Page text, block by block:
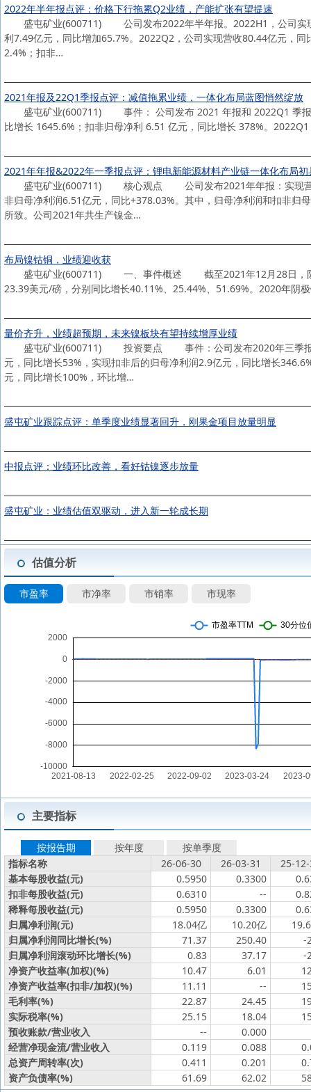
2022年半年报点评：价格下行拖累Q2业绩，产能扩张有望提速
盛屯矿业(600711) 公司发布2022年半年报。2022H1，公司实现
利7.49亿元，同比增加65.7%。2022Q2，公司实现营收80.44亿元，
2.4%；扣非…
2021年报及22Q1季报点评：减值拖累业绩，一体化布局蓝图悄然绽放
盛屯矿业(600711) 事件： 公司发布 2021 年报和 2022Q1 季报
比增长 1645.6%；扣非归母净利 6.51 亿元，同比增长 378%。
2021年年报&2022年一季报点评：锂电新能源材料产业链一体化布局初
盛屯矿业(600711) 核心观点 公司发布2021年年报：实现营收
非归母净利润6.51亿元，同比+378.03%。其中，归母净利润和扣非归
所致。公司2021年共生产镍金…
布局镍钴铜，业绩迎收获
盛屯矿业(600711) 一、事件概述 截至2021年12月28日，阴极
23.39美元/磅，分别同比增长40.11%、25.44%、51.69%。2020年
量价齐升，业绩超预期，未来镍板块有望持续增厚业绩
盛屯矿业(600711) 投资要点 事件：公司发布2020年三季报，
元，同比增长53%，实现扣非后的归母净利润2.9亿元，同比增长
元，同比增长100%，环比增…
盛屯矿业跟踪点评：单季度业绩显著回升，刚果金项目放量明显
中报点评：业绩环比改善，看好钴镍逐步放量
盛屯矿业：业绩估值双驱动，进入新一轮成长期
估值分析
市盈率 市净率 市销率 市现率
主要指标
按报告期 按年度
按单季度
指标名称
26-06-30 26-03-31
25-
基本每股收益(元)
0.5950 0.3300
扣非每股收益(元)
0.6310 --
稀释每股收益(元)
0.5950 0.3300
归属净利润(元)
18.04亿 10.20亿
归属净利润同比增长(%)
71.37 250.40
-
归属净利润滚动环比增长(%)
0.83 37.17
-
净资产收益率(加权)(%)
10.47 6.01
净资产收益率(扣非/加权)(%)
11.11 --
毛利率(%)
22.87 24.45
实际税率(%)
25.15 18.04
预收账款/营业收入
--
0.000
经营净现金流/营业收入
0.119 0.088
总资产周转率(次)
0.411 0.201
资产负债率(%)
61.69 62.02